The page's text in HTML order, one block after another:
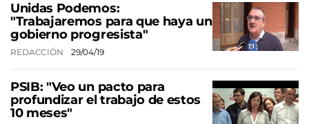
Unidas Podemos:
"Trabajaremos para que haya un
gobierno progresista"
REDACCIÓN 29/04/19
PSIB: "Veo un pacto para
profundizar el trabajo de estos
10 meses"